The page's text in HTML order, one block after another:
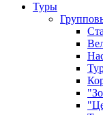
Туры